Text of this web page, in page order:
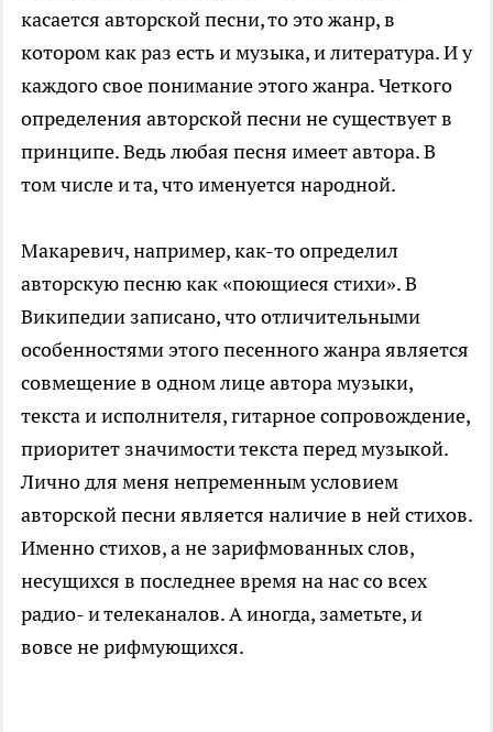
касается авторской песни, то это жанр, в
котором как раз есть и музыка, и литература. И у
каждого свое понимание этого жанра. Четкого
определения авторской песни не существует в
принципе. Ведь любая песня имеет автора. В
том числе и та, что именуется народной.
Макаревич, например, как-то определил
авторскую песню как «поющиеся стихи». В
Википедии записано, что отличительными
особенностями этого песенного жанра является
совмещение в одном лице автора музыки,
текста и исполнителя, гитарное сопровождение,
приоритет значимости текста перед музыкой.
Лично для меня непременным условием
авторской песни является наличие в ней стихов.
Именно стихов, а не зарифмованных слов,
несущихся в последнее время на нас со всех
радио- и телеканалов. А иногда, заметьте, и
вовсе не рифмующихся.